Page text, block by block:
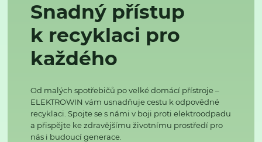
Snadný přístup
k recyklaci pro
každého
Od malých spotřebičů po velké domácí přístroje –
ELEKTROWIN vám usnadňuje cestu k odpovědné
recyklaci. Spojte se s námi v boji proti elektroodpadu
a přispějte ke zdravějšímu životnímu prostředí pro
nás i budoucí generace.